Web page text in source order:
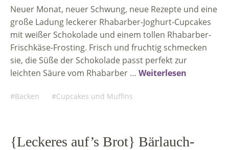
Neuer Monat, neuer Schwung, neue Rezepte und eine
große Ladung leckerer Rhabarber-Joghurt-Cupcakes
mit weißer Schokolade und einem tollen Rhabarber-
Frischkäse-Frosting. Frisch und fruchtig schmecken
sie, die Süße der Schokolade passt perfekt zur
leichten Säure vom Rhabarber … Weiterlesen
Backen Cupcakes und Muffins
{Leckeres auf’s Brot} Bärlauch-